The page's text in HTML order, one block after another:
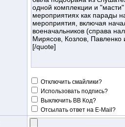
Отключить смайлики?
Использовать подпись?
Выключить BB Код?
Отсылать ответ на E-Mail?